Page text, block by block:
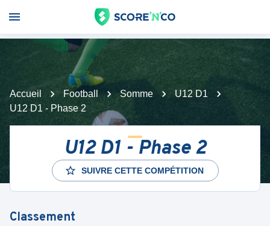
Accueil Football Somme
U12 D1
U12 D1 - Phase 2
U12 D1 - Phase 2
SUIVRE CETTE COMPÉTITION
Classement